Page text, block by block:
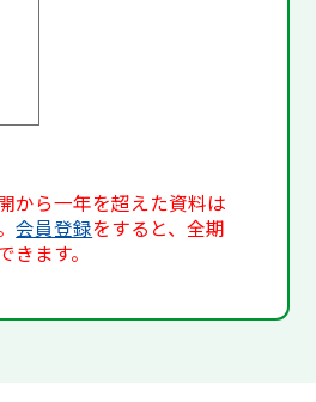
から一年を超えた資料は
会員登録をすると、全期
きます。